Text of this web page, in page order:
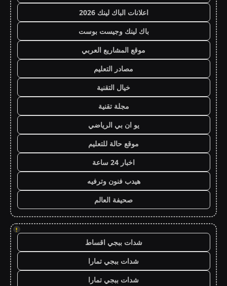
اعلانات الباك لينك 2026
باك لينك وجيست بوست
موقع المشاريع العربي
مصادر التعليم
خيال التقنية
مجلة تقنية
يو ان بي الرياضي
موقع حالة للتعليم
اخبار 24 ساعة
هيدب فنون وترفيه
صحيفة العالم
!
شدات ببجي اقساط
شدات ببجي تمارا
شدات ببجي تمارا